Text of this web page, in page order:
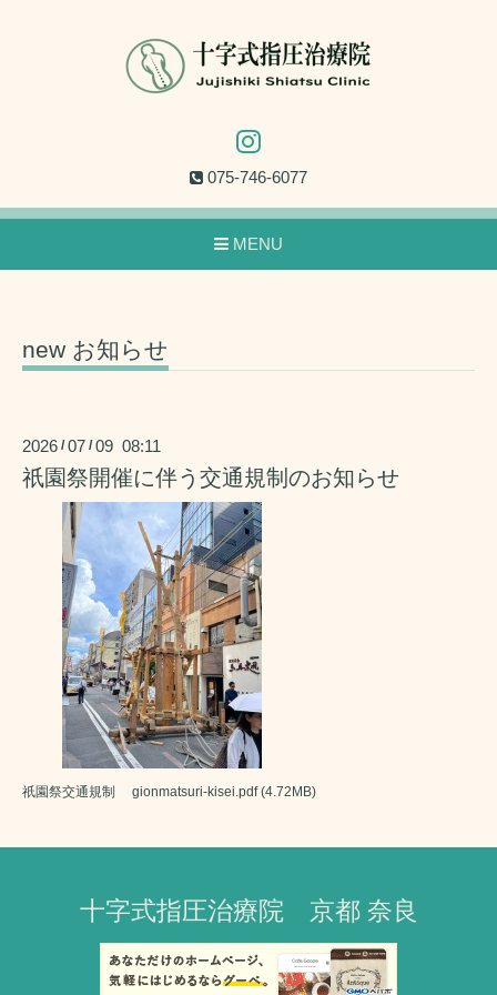
075-746-6077
MENU
new お知らせ
2026 /07 /09 08:11
祇園祭開催に伴う交通規制のお知らせ
祇園祭交通規制 gionmatsuri-kisei.pdf (4.72MB)
十字式指圧治療院 京都 奈良